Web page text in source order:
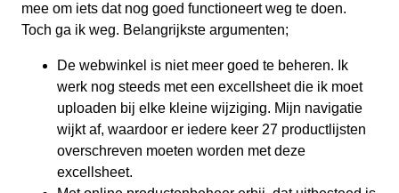
mee om iets dat nog goed functioneert weg te doen.
Toch ga ik weg. Belangrijkste argumenten;
De webwinkel is niet meer goed te beheren. Ik
werk nog steeds met een excellsheet die ik moet
uploaden bij elke kleine wijziging. Mijn navigatie
wijkt af, waardoor er iedere keer 27 productlijsten
overschreven moeten worden met deze
excellsheet.